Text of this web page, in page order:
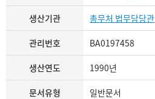
생산기관 총무처 법무담당관
관리번호 BA0197458
생산연도 1990년
문서유형 일반문서